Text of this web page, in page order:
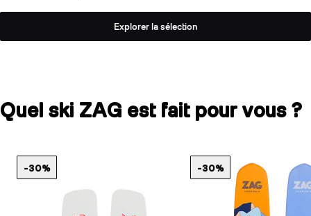
Explorer la sélection
Quel ski ZAG est fait pour vous ?
-30% -30%